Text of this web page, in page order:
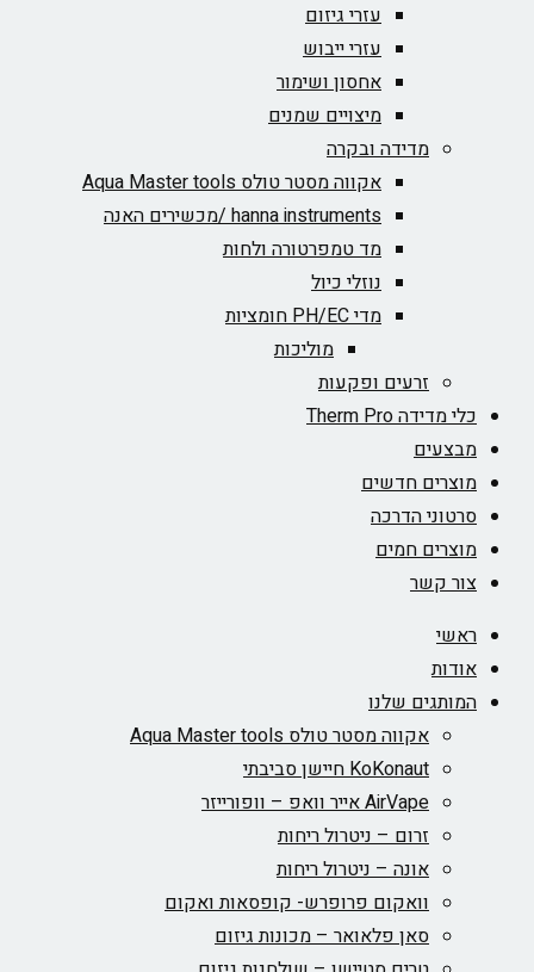
עזרי גיזום
עזרי ייבוש
אחסון ושימור
מיצויים שמנים
מדידה ובקרה
אקווה מסטר טולס Aqua Master tools
hanna instruments /מכשירים האנה
מד טמפרטורה ולחות
נוזלי כיול
מדי PH/EC חומציות
מוליכות
זרעים ופקעות
כלי מדידה Therm Pro
מבצעים
מוצרים חדשים
סרטוני הדרכה
מוצרים חמים
צור קשר
ראשי
אודות
המותגים שלנו
אקווה מסטר טולס Aqua Master tools
KoKonaut חיישן סביבתי
AirVape אייר וואפ – וופורייזר
זרום – ניטרול ריחות
אונה – ניטרול ריחות
וואקום פרופרש- קופסאות ואקום
סאן פלאואר – מכונות גיזום